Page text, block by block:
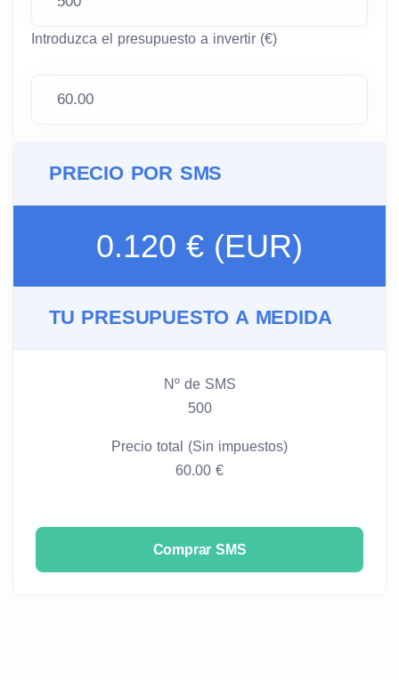
Introduzca el presupuesto a invertir (€)
PRECIO POR SMS
0.120 € (EUR)
TU PRESUPUESTO A MEDIDA
Nº de SMS
500
Precio total (Sin impuestos)
60.00 €
Comprar SMS